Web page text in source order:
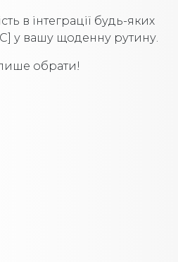
в інтеграції будь-яких
у вашу щоденну рутину.
обрати!